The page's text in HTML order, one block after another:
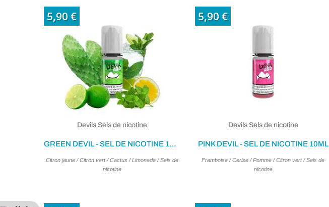
5,90 €
Devils Sels de nicotine
GREEN DEVIL - SEL DE NICOTINE 10ML
Citron jaune / Citron vert / Cactus / Limonade / Sels de
nicotine
5,90 €
Devils Sels de nicotine
PINK DEVIL - SEL DE NICOTINE 10ML
Framboise / Cerise / Pomme / Citron vert / Sels de
nicotine